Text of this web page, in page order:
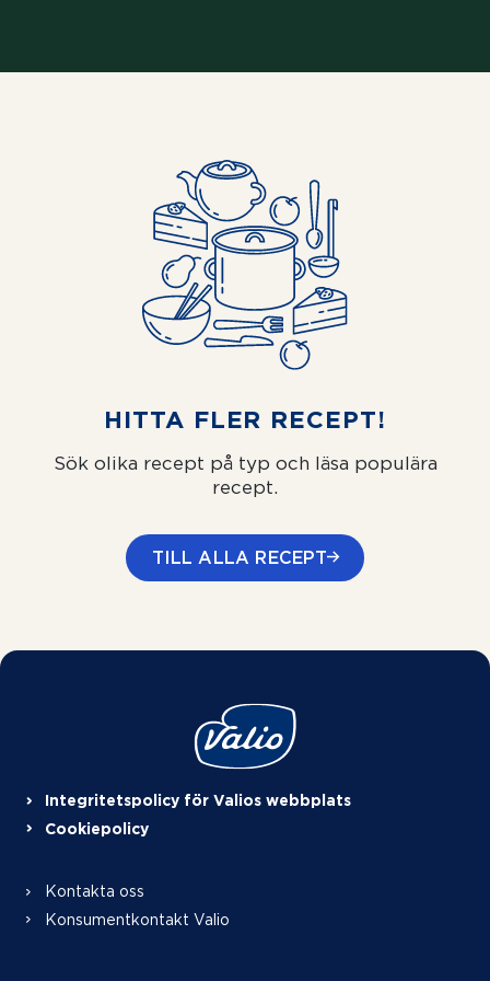
HITTA FLER RECEPT!
Sök olika recept på typ och läsa populära
recept.
TILL ALLA RECEPT
Integritetspolicy för Valios webbplats
Cookiepolicy
Kontakta oss
Konsumentkontakt Valio